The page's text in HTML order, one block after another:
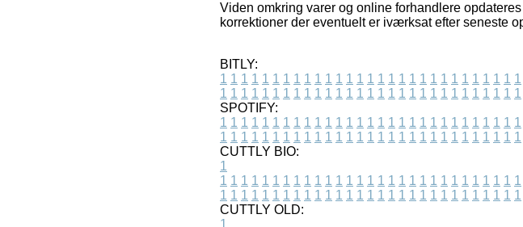
Viden omkring varer og online forhandlere
korrektioner der eventuelt er iværksat efter seneste
BITLY:
1 1 1 1 1 1 1 1 1 1 1 1 1 1 1 1 1 1 1 1 1 1 1 1 1 1 1 1 1
1 1 1 1 1 1 1 1 1 1 1 1 1 1 1 1 1 1 1 1 1 1 1 1 1 1 1 1 1
SPOTIFY:
1 1 1 1 1 1 1 1 1 1 1 1 1 1 1 1 1 1 1 1 1 1 1 1 1 1 1 1 1
1 1 1 1 1 1 1 1 1 1 1 1 1 1 1 1 1 1 1 1 1 1 1 1 1 1 1 1 1
CUTTLY BIO:
1
1 1 1 1 1 1 1 1 1 1 1 1 1 1 1 1 1 1 1 1 1 1 1 1 1 1 1 1 1
1 1 1 1 1 1 1 1 1 1 1 1 1 1 1 1 1 1 1 1 1 1 1 1 1 1 1 1 1
CUTTLY OLD: